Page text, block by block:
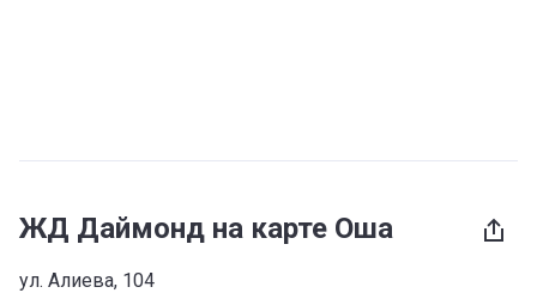
ЖД Даймонд на карте Оша
ул. Алиева, 104